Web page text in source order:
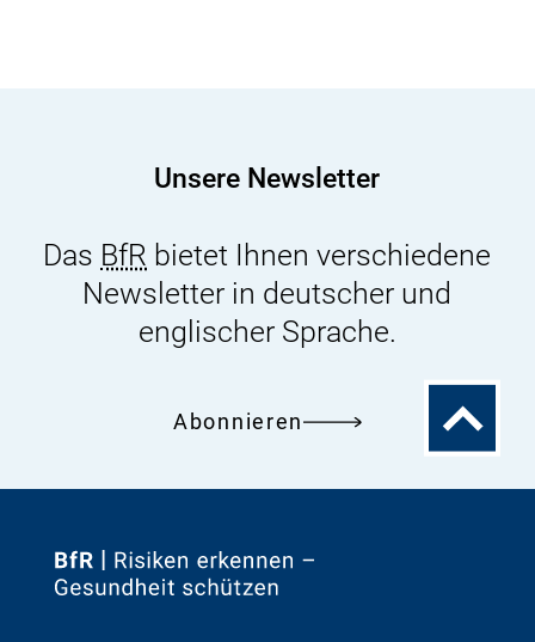
Unsere Newsletter
Das BfR bietet Ihnen verschiedene
Newsletter in deutscher und
englischer Sprache.
Abonnieren
Zum
Zur